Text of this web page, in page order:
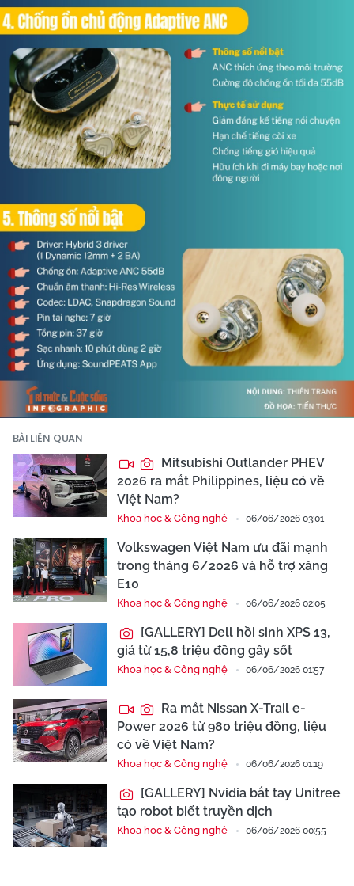
BÀI LIÊN QUAN
Mitsubishi Outlander PHEV
2026 ra mắt Philippines, liệu có về
VIệt Nam?
Khoa học & Công nghệ 06/06/2026 03:01
Volkswagen Việt Nam ưu đãi mạnh
trong tháng 6/2026 và hỗ trợ xăng
E10
Khoa học & Công nghệ 06/06/2026 02:05
[GALLERY] Dell hồi sinh XPS 13,
giá từ 15,8 triệu đồng gây sốt
Khoa học & Công nghệ 06/06/2026 01:57
Ra mắt Nissan X-Trail e-
Power 2026 từ 980 triệu đồng, liệu
có về Việt Nam?
Khoa học & Công nghệ 06/06/2026 01:19
[GALLERY] Nvidia bắt tay Unitree
tạo robot biết truyền dịch
Khoa học & Công nghệ 06/06/2026 00:55